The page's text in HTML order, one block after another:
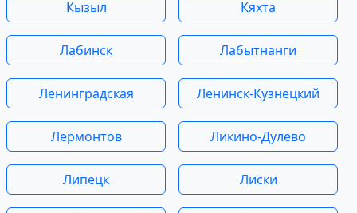
Кызыл Кяхта
Лабинск Лабытнанги
Ленинградская Ленинск-Кузнецкий
Лермонтов Ликино-Дулево
Липецк Лиски